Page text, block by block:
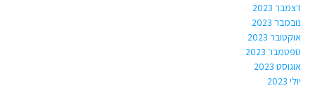
דצמבר 2023
נובמבר 2023
אוקטובר 2023
ספטמבר 2023
אוגוסט 2023
יולי 2023